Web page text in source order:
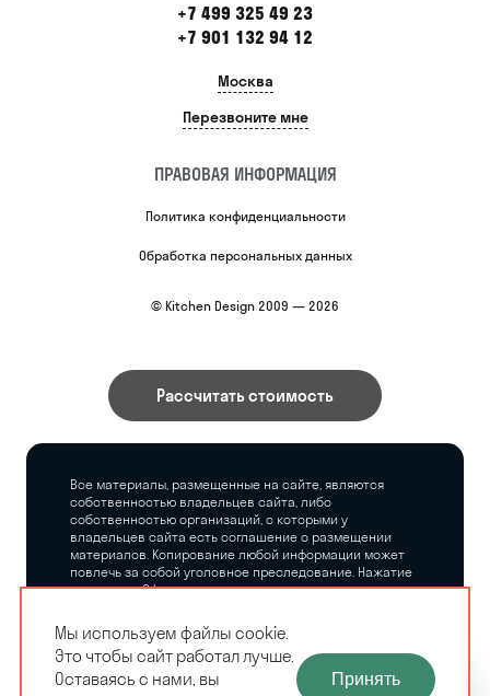
+7 499 325 49 23
+7 901 132 94 12
Москва
Перезвоните мне
ПРАВОВАЯ ИНФОРМАЦИЯ
Политика конфиденциальности
Обработка персональных данных
© Kitchen Design 2009 — 2026
Рассчитать стоимость
Все материалы, размещенные на сайте, являются
собственностью владельцев сайта, либо
собственностью организаций, с которыми у
владельцев сайта есть соглашение о размещении
материалов. Копирование любой информации может
повлечь за собой уголовное преследование. Нажатие
на кнопку «Оформить заказ», а также последующее
владельцев сайта никаких обязательств.
ЗАМЕРЩИК-
РАСЧЕТ КУХНИ
Мы используем файлы cookie.
Это чтобы сайт работал лучше.
Оставаясь с нами, вы
Принять